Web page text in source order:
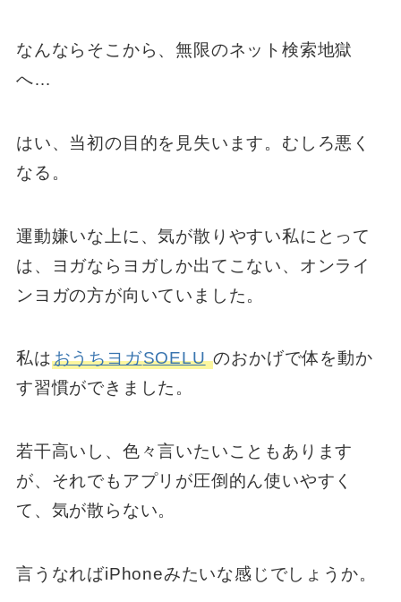
なんならそこから、無限のネット検索地獄
へ…
はい、当初の目的を見失います。むしろ悪く
なる。
運動嫌いな上に、気が散りやすい私にとって
は、ヨガならヨガしか出てこない、オンライ
ンヨガの方が向いていました。
私はおうちヨガSOELU のおかげで体を動か
す習慣ができました。
若干高いし、色々言いたいこともあります
が、それでもアプリが圧倒的ん使いやすく
て、気が散らない。
言うなればiPhoneみたいな感じでしょうか。